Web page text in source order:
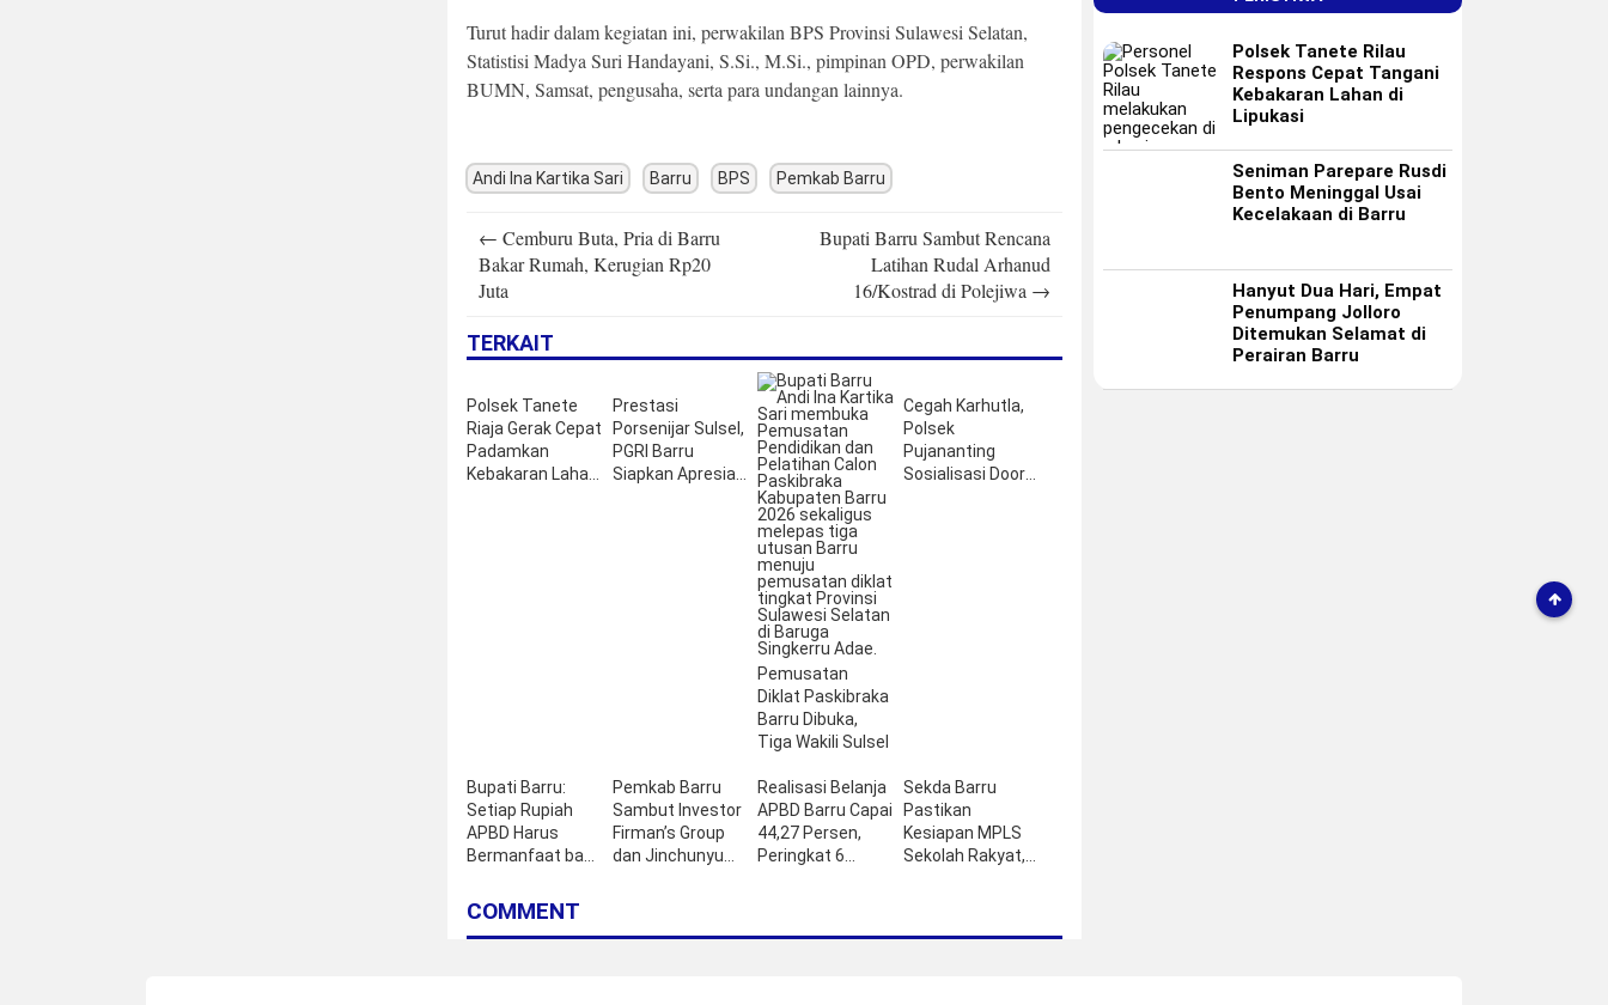
Turut hadir dalam kegiatan ini, perwakilan BPS Provinsi Sulawesi Selatan,
Statistisi Madya Suri Handayani, S.Si., M.Si., pimpinan OPD, perwakilan
BUMN, Samsat, pengusaha, serta para undangan lainnya.
Andi Ina Kartika Sari Barru BPS Pemkab Barru
navigation
← Cemburu Buta, Pria di Barru
Bakar Rumah, Kerugian Rp20
Juta
Bupati Barru Sambut Rencana
Latihan Rudal Arhanud
16/Kostrad di Polejiwa →
TERKAIT
Polsek Tanete
Riaja Gerak Cepat
Padamkan
Kebakaran Lahan
Prestasi
Porsenijar Sulsel,
PGRI Barru
Siapkan Apresiasi
Pemusatan
Diklat Paskibraka
Barru Dibuka,
Tiga Wakili Sulsel
Cegah Karhutla,
Polsek
Pujananting
Sosialisasi Door
Bupati Barru:
Setiap Rupiah
APBD Harus
Bermanfaat bagi
Pemkab Barru
Sambut Investor
Firman’s Group
dan Jinchunyu
Realisasi Belanja
APBD Barru Capai
44,27 Persen,
Peringkat 6
Sekda Barru
Pastikan
Kesiapan MPLS
Sekolah Rakyat,
COMMENT
Polsek Tanete Rilau
Respons Cepat Tangani
Kebakaran Lahan di
Lipukasi
Seniman Parepare Rusdi
Bento Meninggal Usai
Kecelakaan di Barru
Hanyut Dua Hari, Empat
Penumpang Jolloro
Ditemukan Selamat di
Perairan Barru